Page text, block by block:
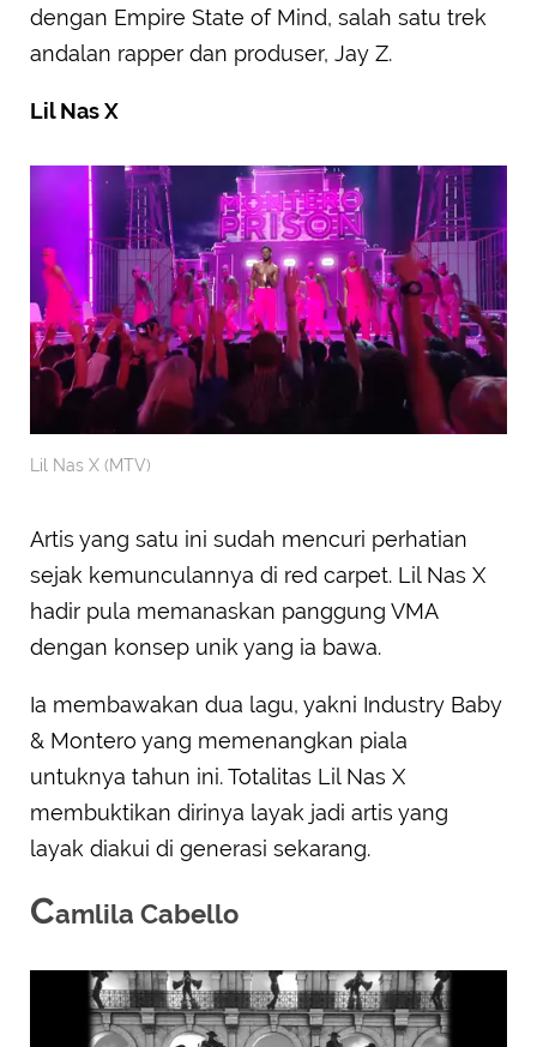
dengan Empire State of Mind, salah satu trek
andalan rapper dan produser, Jay Z.
Lil Nas X
Lil Nas X (MTV)
Artis yang satu ini sudah mencuri perhatian
sejak kemunculannya di red carpet. Lil Nas X
hadir pula memanaskan panggung VMA
dengan konsep unik yang ia bawa.
Ia membawakan dua lagu, yakni Industry Baby
& Montero yang memenangkan piala
untuknya tahun ini. Totalitas Lil Nas X
membuktikan dirinya layak jadi artis yang
layak diakui di generasi sekarang.
Camlila Cabello